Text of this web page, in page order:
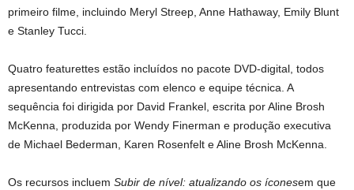
primeiro filme, incluindo Meryl Streep, Anne Hathaway, Emily Blunt
e Stanley Tucci.
Quatro featurettes estão incluídos no pacote DVD-digital, todos
apresentando entrevistas com elenco e equipe técnica. A
sequência foi dirigida por David Frankel, escrita por Aline Brosh
McKenna, produzida por Wendy Finerman e produção executiva
de Michael Bederman, Karen Rosenfelt e Aline Brosh McKenna.
Os recursos incluem Subir de nível: atualizando os íconesem que